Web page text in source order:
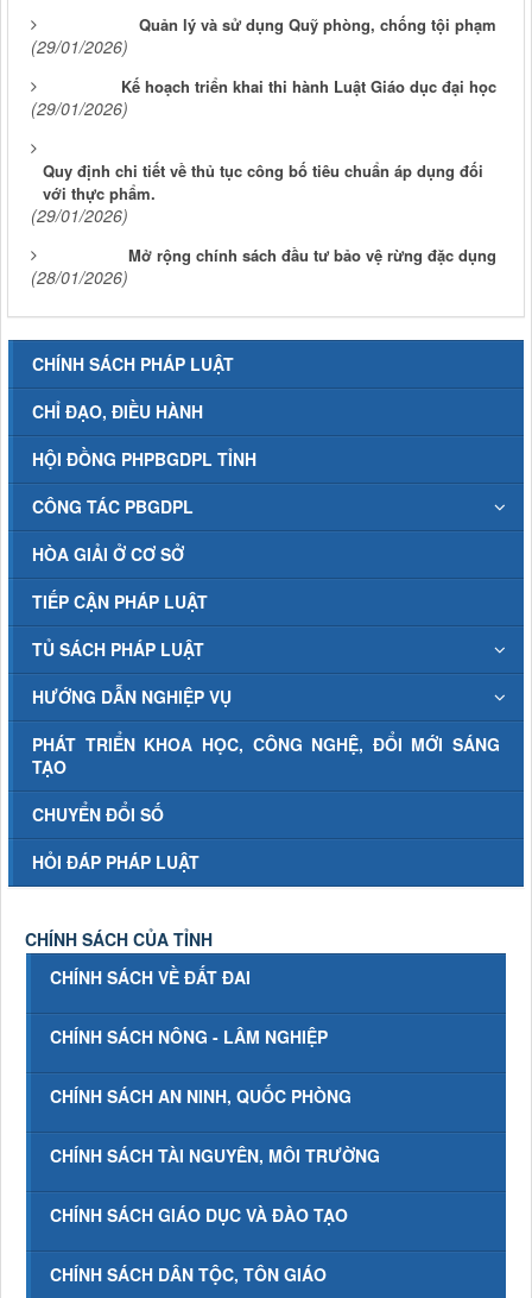
Quản lý và sử dụng Quỹ phòng, chống tội phạm
(29/01/2026)
Kế hoạch triển khai thi hành Luật Giáo dục đại học
(29/01/2026)
Quy định chi tiết về thủ tục công bố tiêu chuẩn áp dụng đối
với thực phẩm.
(29/01/2026)
Mở rộng chính sách đầu tư bảo vệ rừng đặc dụng
(28/01/2026)
CHÍNH SÁCH PHÁP LUẬT
CHỈ ĐẠO, ĐIỀU HÀNH
HỘI ĐỒNG PHPBGDPL TỈNH
CÔNG TÁC PBGDPL
HÒA GIẢI Ở CƠ SỞ
TIẾP CẬN PHÁP LUẬT
TỦ SÁCH PHÁP LUẬT
HƯỚNG DẪN NGHIỆP VỤ
PHÁT TRIỂN KHOA HỌC, CÔNG NGHỆ, ĐỔI MỚI SÁNG
TẠO
CHUYỂN ĐỔI SỐ
HỎI ĐÁP PHÁP LUẬT
CHÍNH SÁCH CỦA TỈNH
CHÍNH SÁCH VỀ ĐẤT ĐAI
CHÍNH SÁCH NÔNG - LÂM NGHIỆP
CHÍNH SÁCH AN NINH, QUỐC PHÒNG
CHÍNH SÁCH TÀI NGUYÊN, MÔI TRƯỜNG
CHÍNH SÁCH GIÁO DỤC VÀ ĐÀO TẠO
CHÍNH SÁCH DÂN TỘC, TÔN GIÁO